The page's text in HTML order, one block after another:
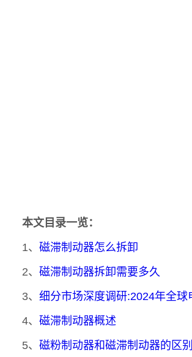
本文目录一览：
1、 磁滞制动器怎么拆卸
2、 磁滞制动器拆卸需要多久
3、 细分市场深度调研:2024年全
4、 磁滞制动器概述
5、 磁粉制动器和磁滞制动器的区